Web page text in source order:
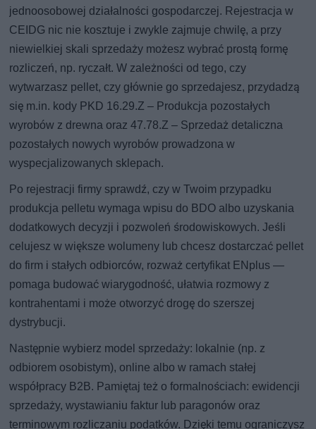
jednoosobowej działalności gospodarczej. Rejestracja w
CEIDG nic nie kosztuje i zwykle zajmuje chwilę, a przy
niewielkiej skali sprzedaży możesz wybrać prostą formę
rozliczeń, np. ryczałt. W zależności od tego, czy
wytwarzasz pellet, czy głównie go sprzedajesz, przydadzą
się m.in. kody PKD 16.29.Z – Produkcja pozostałych
wyrobów z drewna oraz 47.78.Z – Sprzedaż detaliczna
pozostałych nowych wyrobów prowadzona w
wyspecjalizowanych sklepach.
Po rejestracji firmy sprawdź, czy w Twoim przypadku
produkcja pelletu wymaga wpisu do BDO albo uzyskania
dodatkowych decyzji i pozwoleń środowiskowych. Jeśli
celujesz w większe wolumeny lub chcesz dostarczać pellet
do firm i stałych odbiorców, rozważ certyfikat ENplus —
pomaga budować wiarygodność, ułatwia rozmowy z
kontrahentami i może otworzyć drogę do szerszej
dystrybucji.
Następnie wybierz model sprzedaży: lokalnie (np. z
odbiorem osobistym), online albo w ramach stałej
współpracy B2B. Pamiętaj też o formalnościach: ewidencji
sprzedaży, wystawianiu faktur lub paragonów oraz
terminowym rozliczaniu podatków. Dzięki temu ograniczysz